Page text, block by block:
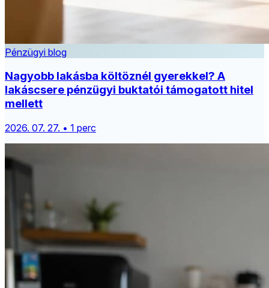
Pénzügyi blog
Nagyobb lakásba költöznél gyerekkel? A
lakáscsere pénzügyi buktatói támogatott hitel
mellett
2026. 07. 27. • 1 perc